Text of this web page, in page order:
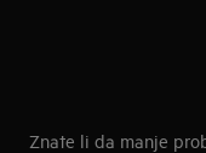
Znate li da manje